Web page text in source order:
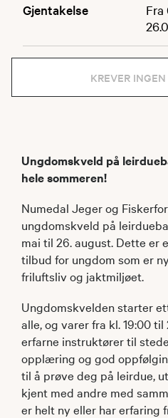
Gjentakelse
Fra
KREVER
Ungdomskveld på
hele sommeren!
Numedal Jeger og
ungdomskveld på
mai til 26. august. Dette
tilbud for ungdom som er
friluftsliv og jaktmiljøet.
Ungdomskvelden starter
alle, og varer fra kl. 19:00
erfarne instruktører til
opplæring og god
til å prøve deg på leirdue,
kjent med andre med
er helt ny eller har erfaring